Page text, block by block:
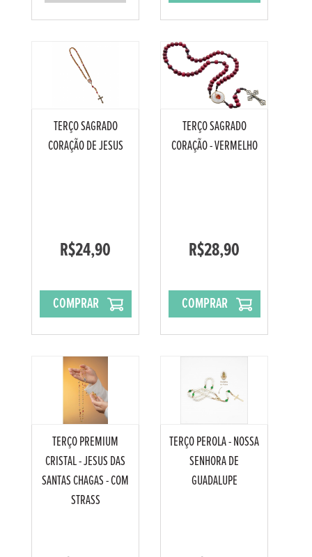
TERÇO SAGRADO
CORAÇÃO DE JESUS
R$24,90
COMPRAR
TERÇO SAGRADO
CORAÇÃO - VERMELHO
R$28,90
COMPRAR
TERÇO PREMIUM
CRISTAL - JESUS DAS
SANTAS CHAGAS - COM
STRASS
TERÇO PEROLA - NOSSA
SENHORA DE
GUADALUPE